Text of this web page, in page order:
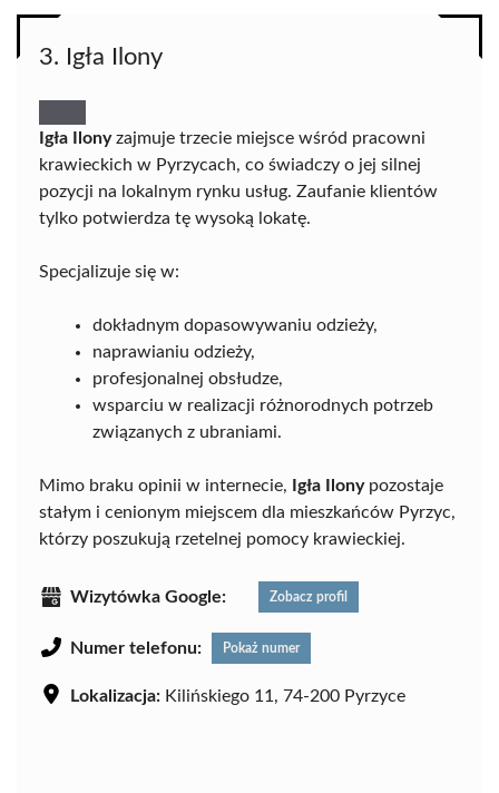
3. Igła Ilony
Igła Ilonyzajmuje trzecie miejsce wśród pracowni
krawieckich w Pyrzycach, co świadczy o jej silnej
pozycji na lokalnym rynku usług. Zaufanie klientów
tylko potwierdza tę wysoką lokatę.
Specjalizuje się w:
dokładnym dopasowywaniu odzieży,
naprawianiu odzieży,
profesjonalnej obsłudze,
wsparciu w realizacji różnorodnych potrzeb
związanych z ubraniami.
Mimo braku opinii w internecie, Igła Ilonypozostaje
stałym i cenionym miejscem dla mieszkańców Pyrzyc,
którzy poszukują rzetelnej pomocy krawieckiej.
Wizytówka Google: Zobacz profil
Numer telefonu: Pokaż numer
Lokalizacja: Kilińskiego 11, 74-200 Pyrzyce